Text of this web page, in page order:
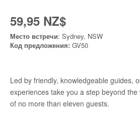
59,95 NZ$
Место встречи: Sydney, NSW
Код предложения: GV50
Led by friendly, knowledgeable guides,
experiences take you a step beyond
of no more than eleven guests.